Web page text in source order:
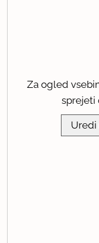
Za ogled
sprejeti
Uredi